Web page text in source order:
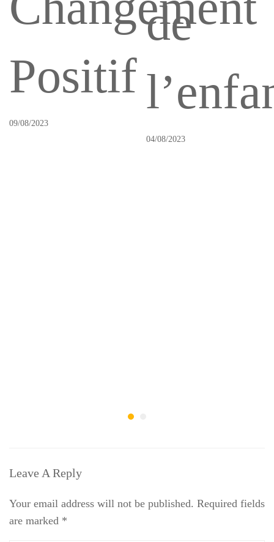
School des
Positif
09/08/2023
de
04/08/2023
Leave A Reply
Your email address will not be published. Required fields
are marked *